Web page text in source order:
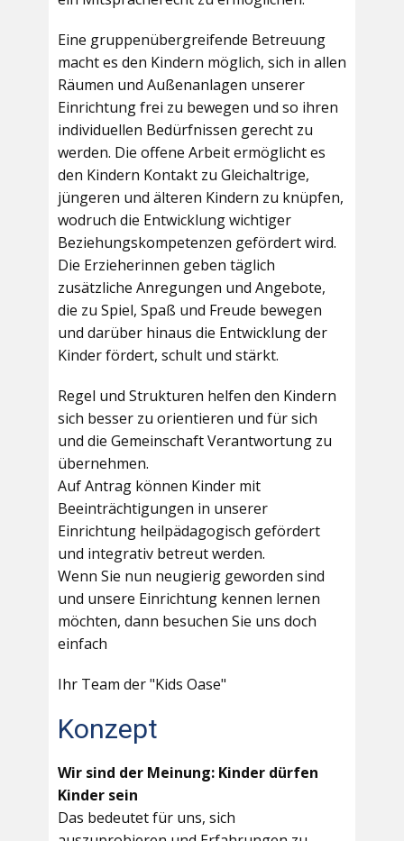
Eine gruppenübergreifende Betreuung
macht es den Kindern möglich, sich in allen
Räumen und Außenanlagen unserer
Einrichtung frei zu bewegen und so ihren
individuellen Bedürfnissen gerecht zu
werden. Die offene Arbeit ermöglicht es
den Kindern Kontakt zu Gleichaltrige,
jüngeren und älteren Kindern zu knüpfen,
wodruch die Entwicklung wichtiger
Beziehungskompetenzen gefördert wird.
Die Erzieherinnen geben täglich
zusätzliche Anregungen und Angebote,
die zu Spiel, Spaß und Freude bewegen
und darüber hinaus die Entwicklung der
Kinder fördert, schult und stärkt.
Regel und Strukturen helfen den Kindern
sich besser zu orientieren und für sich
und die Gemeinschaft Verantwortung zu
übernehmen.
Auf Antrag können Kinder mit
Beeinträchtigungen in unserer
Einrichtung heilpädagogisch gefördert
und integrativ betreut werden.
Wenn Sie nun neugierig geworden sind
und unsere Einrichtung kennen lernen
möchten, dann besuchen Sie uns doch
einfach
Ihr Team der "Kids Oase"
Konzept
Wir sind der Meinung: Kinder dürfen
Kinder sein
Das bedeutet für uns, sich